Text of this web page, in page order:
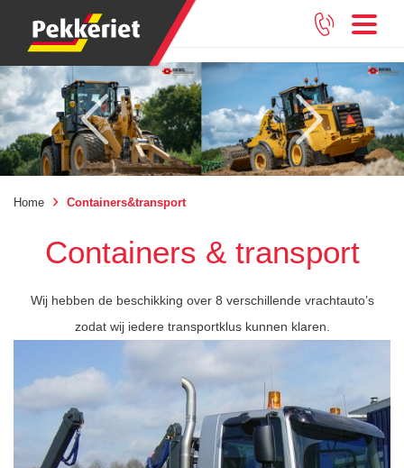
Home Containers&transport
Containers & transport
Wij hebben de beschikking over 8 verschillende vrachtauto’s
zodat wij iedere transportklus kunnen klaren.